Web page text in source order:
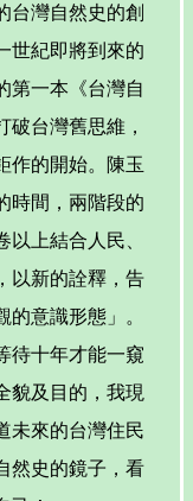
台灣自然史的創
世紀即將到來的
第一本《台灣自
破台灣舊思維，
作的開始。陳玉
時間，兩階段的
以上結合人民、
以新的詮釋，告
的意識形態」。
待十年才能一窺
貌及目的，我現
未來的台灣住民
然史的鏡子，看